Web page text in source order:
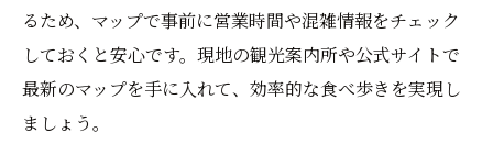
るため、マップで事前に営業時間や混雑情報をチェック
しておくと安心です。現地の観光案内所や公式サイトで
最新のマップを手に入れて、効率的な食べ歩きを実現し
ましょう。